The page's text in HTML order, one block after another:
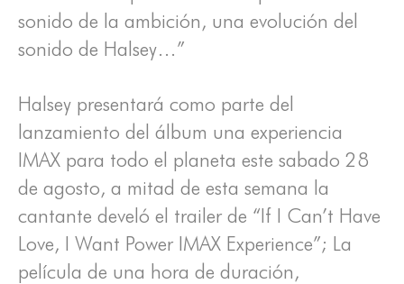
sonido de la ambición, una evolución del
sonido de Halsey…”
Halsey presentará como parte del
lanzamiento del álbum una experiencia
IMAX para todo el planeta este sabado 28
de agosto, a mitad de esta semana la
cantante develó el trailer de “If I Can’t Have
Love, I Want Power IMAX Experience”; La
película de una hora de duración,